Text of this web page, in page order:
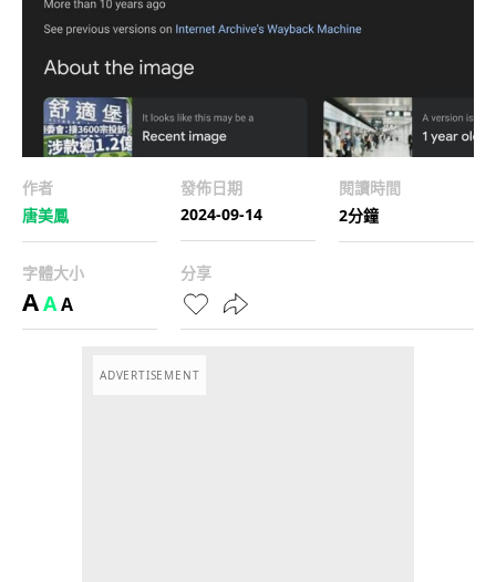
作者
唐美鳳
發佈日期
2024-09-14
閱讀時間
2分鐘
字體大小
AAA
分享
ADVERTISEMENT